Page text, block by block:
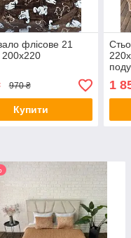
флісове 21
200х220
970 ₴
Купити
1